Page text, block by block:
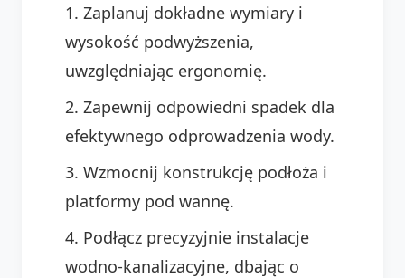
Zaplanuj dokładne wymiary i
wysokość podwyższenia,
uwzględniając ergonomię.
Zapewnij odpowiedni spadek dla
efektywnego odprowadzenia wody.
Wzmocnij konstrukcję podłoża i
platformy pod wannę.
Podłącz precyzyjnie instalacje
wodno-kanalizacyjne, dbając o